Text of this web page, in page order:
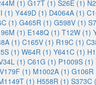
(1) G17T (1) S26E (1)
(1) Y449D (1) D4064A (1)
(1) G465R (1) G598V (1)
(1) E148Q (1) T12W (1)
(1) C165V (1) R19C (1)
(1) W64R (1) Y641C (1)
(1) C61G (1) P1009S (1)
V179F (1) M1002A (1) G106R
(1) H558R (1) S373C